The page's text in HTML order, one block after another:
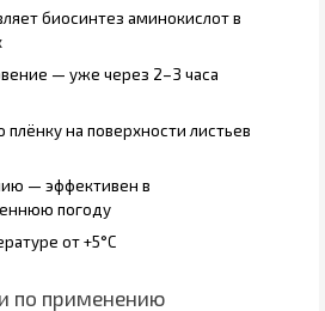
биосинтез аминокислот в
— уже через 2–3 часа
на поверхности листьев
— эффективен в
погоду
от +5°C
по применению